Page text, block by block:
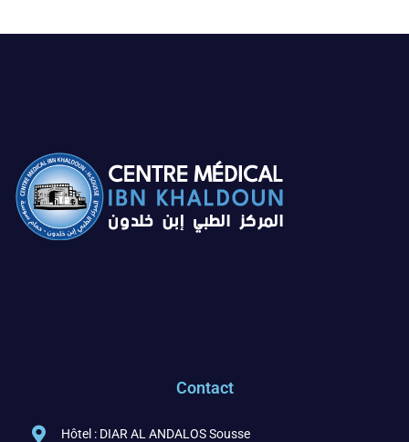
Contact
Hôtel : DIAR AL ANDALOS Sousse